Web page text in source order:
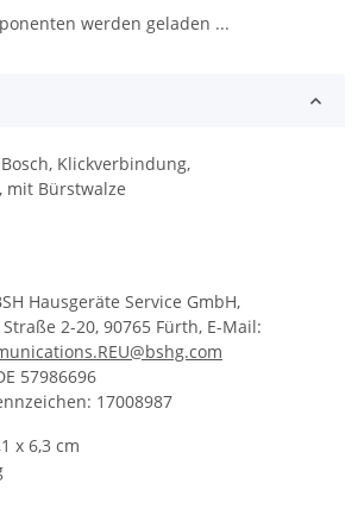
werden geladen ...
Klickverbindung,
mit Bürstwalze
Hausgeräte Service GmbH,
2-20, 90765 Fürth, E-Mail:
57986696
17008987
x 6,3 cm